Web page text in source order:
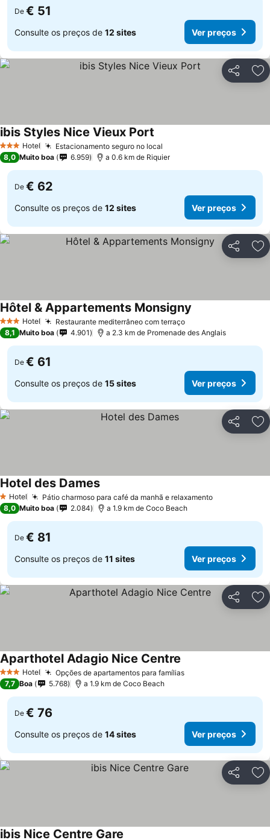
De € 51
Consulte os preços de 12 sites Ver preços
Partilhar
3 EstrelasHotel Estacionamento seguro no local
ibis Styles Nice Vieux Port
8,0 Muito boa 6.959 a 0.6 km de Riquier
De € 62
Consulte os preços de 12 sites Ver preços
Partilhar
3 EstrelasHotel Restaurante mediterrâneo com terraço
Hôtel & Appartements Monsigny
8,1 Muito boa 4.901 a 2.3 km de Promenade des Anglais
De € 61
Consulte os preços de 15 sites Ver preços
Partilhar
1 Estrelas
Hotel Pátio charmoso para café da manhã e relaxamento
Hotel des Dames
8,0 Muito boa 2.084 a 1.9 km de Coco Beach
De € 81
Consulte os preços de 11 sites Ver preços
Partilhar
3 EstrelasHotel Opções de apartamentos para famílias
Aparthotel Adagio Nice Centre
7,7 Boa 5.768 a 1.9 km de Coco Beach
De € 76
Consulte os preços de 14 sites Ver preços
Partilhar
ibis Nice Centre Gare